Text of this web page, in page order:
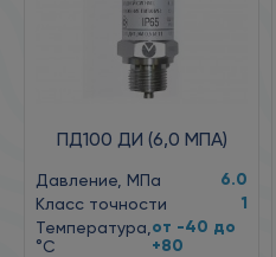
ПД100 ДИ (6,0 МПА)
Давление, МПа 6.0
Класс точности 1
Температура,
°C
от -40 до
+80